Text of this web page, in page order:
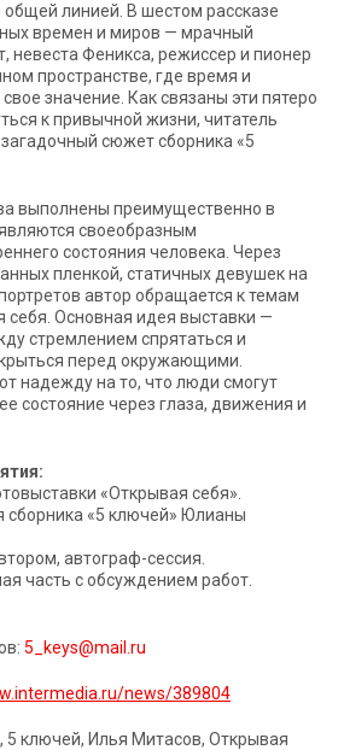
линией. В шестом рассказе
времен и миров — мрачный
невеста Феникса, режиссер и пионер
пространстве, где время и
значение. Как связаны эти пятеро
к привычной жизни, читатель
сюжет сборника «5
выполнены преимущественно в
своеобразным
состояния человека. Через
пленкой, статичных девушек на
автор обращается к темам
себя. Основная идея выставки —
стремлением спрятаться и
перед окружающими.
надежду на то, что люди смогут
состояние через глаза, движения и
«Открывая себя».
сборника «5 ключей» Юлианы
автограф-сессия.
часть с обсуждением работ.
5_keys@mail.ru
news/389804
5 ключей, Илья Митасов, Открывая